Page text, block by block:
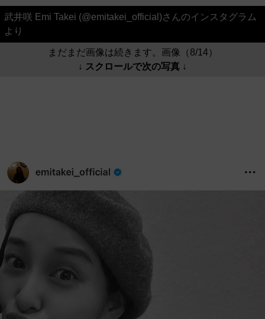
武井咲 Emi Takei (@emitakei_official)さんのインスタグラム
より
まだまだ画像は続きます。画像（8/14）
↓ スクロールで次の写真 ↓